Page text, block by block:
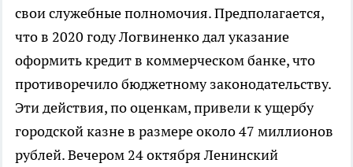
свои служебные полномочия. Предполагается,
что в 2020 году Логвиненко дал указание
оформить кредит в коммерческом банке, что
противоречило бюджетному законодательству.
Эти действия, по оценкам, привели к ущербу
городской казне в размере около 47 миллионов
рублей. Вечером 24 октября Ленинский